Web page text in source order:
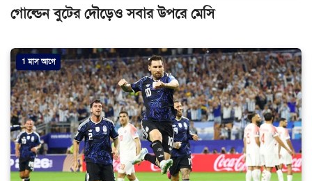
গোল্ডেন বুটের দৌড়েও সবার উপরে মেসি
1 মাস আগে